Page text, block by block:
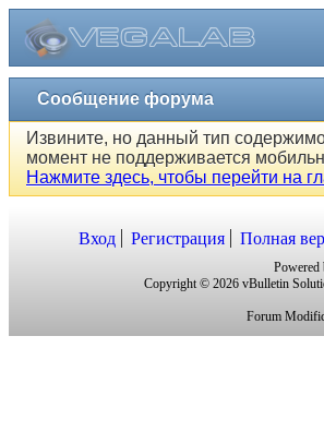
Сообщение форума
Извините, но данный тип
момент не поддерживается
Нажмите здесь, чтобы перейти на
Вход Регистрация Полная
Powered
Copyright © 2026 vBulletin
Forum